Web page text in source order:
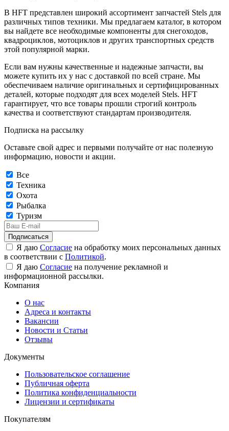
В HFT представлен широкий ассортимент запчастей Stels для
различных типов техники. Мы предлагаем каталог, в котором
вы найдете все необходимые компоненты для снегоходов,
квадроциклов, мотоциклов и других транспортных средств
этой популярной марки.
Если вам нужны качественные и надежные запчасти, вы
можете купить их у нас с доставкой по всей стране. Мы
обеспечиваем наличие оригинальных и сертифицированных
деталей, которые подходят для всех моделей Stels. HFT
гарантирует, что все товары прошли строгий контроль
качества и соответствуют стандартам производителя.
Подписка на рассылку
Оставьте свой адрес и первыми получайте от нас полезную
информацию, новости и акции.
Все
Техника
Охота
Рыбалка
Туризм
Подписаться
Я даю Согласие на обработку моих персональных данных
в соответствии с Политикой.
Я даю Согласие на получение рекламной и
информационной рассылки.
Компания
О нас
Адреса и контакты
Вакансии
Новости и Статьи
Отзывы
Документы
Пользовательское соглашение
Публичная оферта
Политика конфиденциальности
Лицензии и сертификаты
Покупателям